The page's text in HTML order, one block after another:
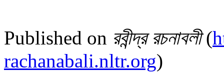
Published on রবীন্দ্র রচনাবলী(
rachanabali.nltr.org)